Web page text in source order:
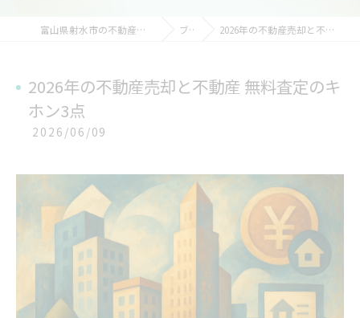
富山県射水市の不動産なら草野不動産株式会社 ブログ 2026年の不動産売却と不動産 無料査定のキホン3点
2026年の不動産売却と不動産 無料査定のキ
ホン3点
2026/06/09